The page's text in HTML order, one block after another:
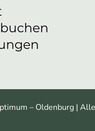
– Oldenburg |